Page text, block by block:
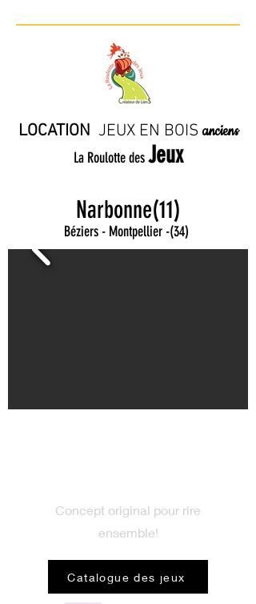
LOCATION JEUX EN BOIS anciens
La Roulotte des Jeux
Narbonne(11)
Béziers - Montpellier -(34)
Concept original pour rire
ensemble!
Catalogue des jeux